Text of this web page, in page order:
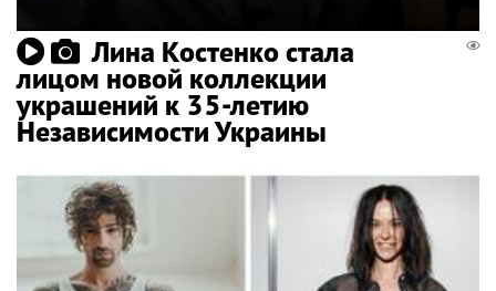
Лина Костенко стала
лицом новой коллекции
украшений к 35-летию
Независимости Украины